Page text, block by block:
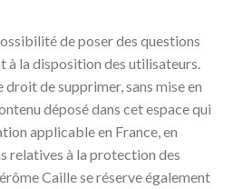
de poser des questions
à la disposition des utilisateurs.
droit de supprimer, sans mise en
déposé dans cet espace qui
applicable en France, en
relatives à la protection des
Caille se réserve également